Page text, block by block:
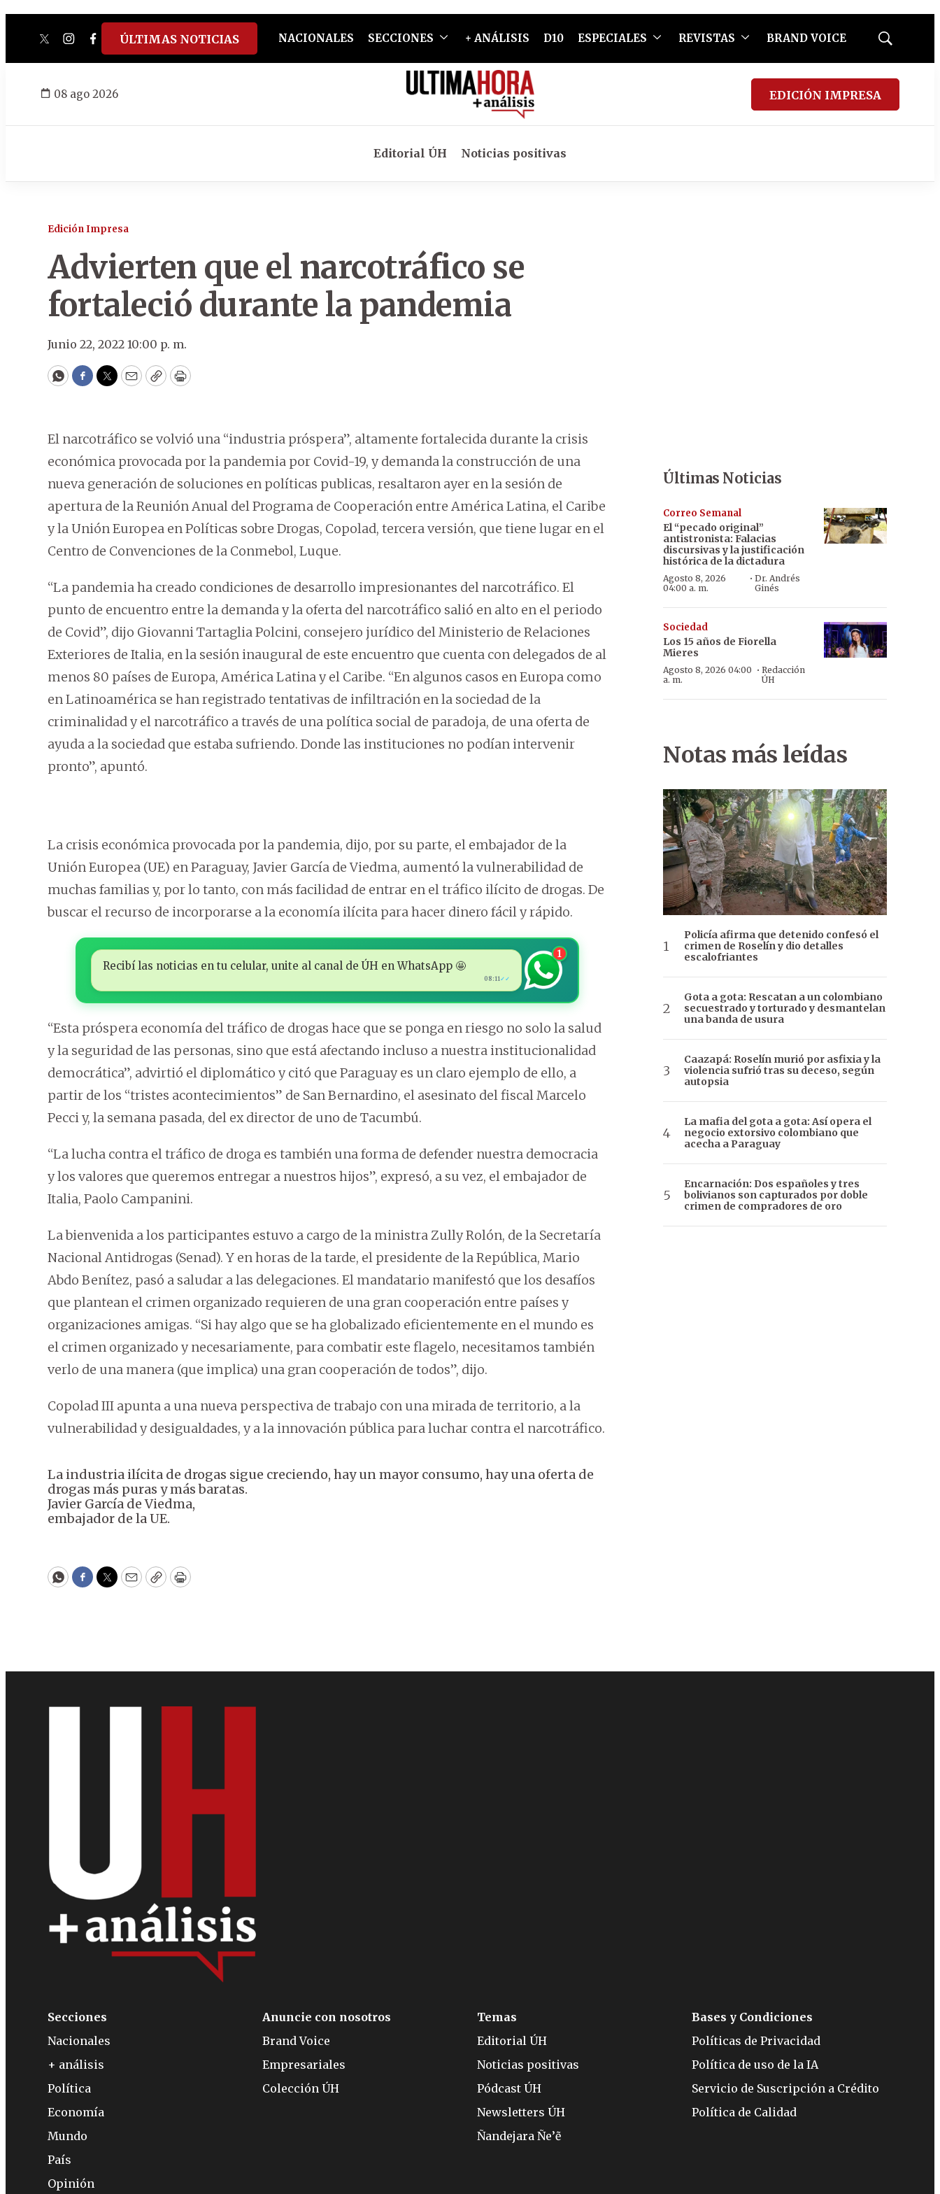
twitterinstagram
facebook
tiktokyoutube
spotify
ÚLTIMAS NOTICIAS NACIONALES SECCIONES + ANÁLISIS D10 ESPECIALES REVISTAS BRAND VOICE
Mostrar
08 ago 2026 EDICIÓN IMPRESA
Editorial ÚH Noticias positivas
Edición Impresa
Advierten que el narcotráfico se
fortaleció durante la pandemia
Junio 22, 2022 10:00 p. m.
WhatsApp
Facebook
Twitter
EmailCopyPrint
El narcotráfico se volvió una “industria próspera”, altamente fortalecida durante la crisis
económica provocada por la pandemia por Covid-19, y demanda la construcción de una
nueva generación de soluciones en políticas publicas, resaltaron ayer en la sesión de
apertura de la Reunión Anual del Programa de Cooperación entre América Latina, el Caribe
y la Unión Europea en Políticas sobre Drogas, Copolad, tercera versión, que tiene lugar en el
Centro de Convenciones de la Conmebol, Luque.
“La pandemia ha creado condiciones de desarrollo impresionantes del narcotráfico. El
punto de encuentro entre la demanda y la oferta del narcotráfico salió en alto en el periodo
de Covid”, dijo Giovanni Tartaglia Polcini, consejero jurídico del Ministerio de Relaciones
Exteriores de Italia, en la sesión inaugural de este encuentro que cuenta con delegados de al
menos 80 países de Europa, América Latina y el Caribe. “En algunos casos en Europa como
en Latinoamérica se han registrado tentativas de infiltración en la sociedad de la
criminalidad y el narcotráfico a través de una política social de paradoja, de una oferta de
ayuda a la sociedad que estaba sufriendo. Donde las instituciones no podían intervenir
pronto”, apuntó.
La crisis económica provocada por la pandemia, dijo, por su parte, el embajador de la
Unión Europea (UE) en Paraguay, Javier García de Viedma, aumentó la vulnerabilidad de
muchas familias y, por lo tanto, con más facilidad de entrar en el tráfico ilícito de drogas. De
buscar el recurso de incorporarse a la economía ilícita para hacer dinero fácil y rápido.
Recibí las noticias en tu celular, unite al canal de ÚH en WhatsApp 🤩
08:11✓✓
1
“Esta próspera economía del tráfico de drogas hace que se ponga en riesgo no solo la salud
y la seguridad de las personas, sino que está afectando incluso a nuestra institucionalidad
democrática”, advirtió el diplomático y citó que Paraguay es un claro ejemplo de ello, a
partir de los “tristes acontecimientos” de San Bernardino, el asesinato del fiscal Marcelo
Pecci y, la semana pasada, del ex director de uno de Tacumbú.
“La lucha contra el tráfico de droga es también una forma de defender nuestra democracia
y los valores que queremos entregar a nuestros hijos”, expresó, a su vez, el embajador de
Italia, Paolo Campanini.
La bienvenida a los participantes estuvo a cargo de la ministra Zully Rolón, de la Secretaría
Nacional Antidrogas (Senad). Y en horas de la tarde, el presidente de la República, Mario
Abdo Benítez, pasó a saludar a las delegaciones. El mandatario manifestó que los desafíos
que plantean el crimen organizado requieren de una gran cooperación entre países y
organizaciones amigas. “Si hay algo que se ha globalizado eficientemente en el mundo es
el crimen organizado y necesariamente, para combatir este flagelo, necesitamos también
verlo de una manera (que implica) una gran cooperación de todos”, dijo.
Copolad III apunta a una nueva perspectiva de trabajo con una mirada de territorio, a la
vulnerabilidad y desigualdades, y a la innovación pública para luchar contra el narcotráfico.
La industria ilícita de drogas sigue creciendo, hay un mayor consumo, hay una oferta de
drogas más puras y más baratas.
Javier García de Viedma,
embajador de la UE.
WhatsApp
Facebook
Twitter
EmailCopyPrint
Últimas Noticias
Correo Semanal
El “pecado original”
antistronista: Falacias
discursivas y la justificación
histórica de la dictadura
Agosto 8, 2026
04:00 a. m.
·Dr. Andrés
Ginés
Sociedad
Los 15 años de Fiorella
Mieres
Agosto 8, 2026 04:00
a. m.
· Redacción
ÚH
Notas más leídas
Policía afirma que detenido confesó el
crimen de Roselín y dio detalles
escalofriantes
Gota a gota: Rescatan a un colombiano
secuestrado y torturado y desmantelan
una banda de usura
Caazapá: Roselín murió por asfixia y la
violencia sufrió tras su deceso, según
autopsia
La mafia del gota a gota: Así opera el
negocio extorsivo colombiano que
acecha a Paraguay
Encarnación: Dos españoles y tres
bolivianos son capturados por doble
crimen de compradores de oro
Secciones
Nacionales
+ análisis
Política
Economía
Mundo
País
Opinión
Anuncie con nosotros
Brand Voice
Empresariales
Colección ÚH
Temas
Editorial ÚH
Noticias positivas
Pódcast ÚH
Newsletters ÚH
Ñandejara Ñe’ẽ
Bases y Condiciones
Políticas de Privacidad
Política de uso de la IA
Servicio de Suscripción a Crédito
Política de Calidad